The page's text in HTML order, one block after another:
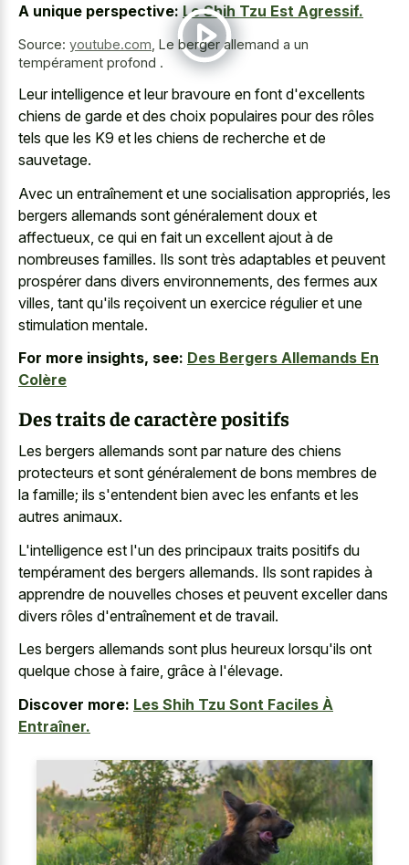
A unique perspective: Le Shih Tzu Est Agressif.
Source: youtube.com Le berger allemand a un
tempérament profond .
Leur intelligence et leur bravoure en font d'excellents
chiens de garde et des choix populaires pour des rôles
tels que les K9 et les chiens de recherche et de
sauvetage.
Avec un entraînement et une socialisation appropriés, les
bergers allemands sont généralement doux et
affectueux, ce qui en fait un excellent ajout à de
nombreuses familles. Ils sont très adaptables et peuvent
prospérer dans divers environnements, des fermes aux
villes, tant qu'ils reçoivent un exercice régulier et une
stimulation mentale.
For more insights, see: Des Bergers Allemands En
Colère
Des traits de caractère positifs
Les bergers allemands sont par nature des chiens
protecteurs et sont généralement de bons membres de
la famille; ils s'entendent bien avec les enfants et les
autres animaux.
L'intelligence est l'un des principaux traits positifs du
tempérament des bergers allemands. Ils sont rapides à
apprendre de nouvelles choses et peuvent exceller dans
divers rôles d'entraînement et de travail.
Les bergers allemands sont plus heureux lorsqu'ils ont
quelque chose à faire, grâce à l'élevage.
Discover more: Les Shih Tzu Sont Faciles À
Entraîner.